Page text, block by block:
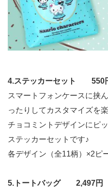
4.ステッカーセット 550
スマートフォンケースに挟
ったりしてカスタマイズを
チョコミントデザインにピ
ステッカーセットです♪
各デザイン（全11柄）×2ピ
5.トートバッグ 2,497円